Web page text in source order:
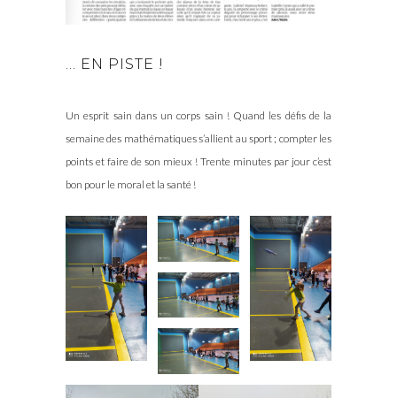
… EN PISTE !
Un esprit sain dans un corps sain ! Quand les défis de la
semaine des mathématiques s’allient au sport ; compter les
points et faire de son mieux ! Trente minutes par jour c’est
bon pour le moral et la santé !